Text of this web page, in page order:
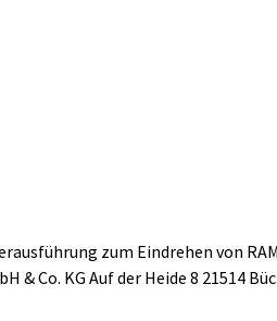
zum Eindrehen von
& Co. KG Auf der Heide 8 21514